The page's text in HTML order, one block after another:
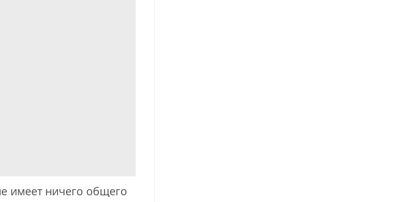
имеет ничего общего